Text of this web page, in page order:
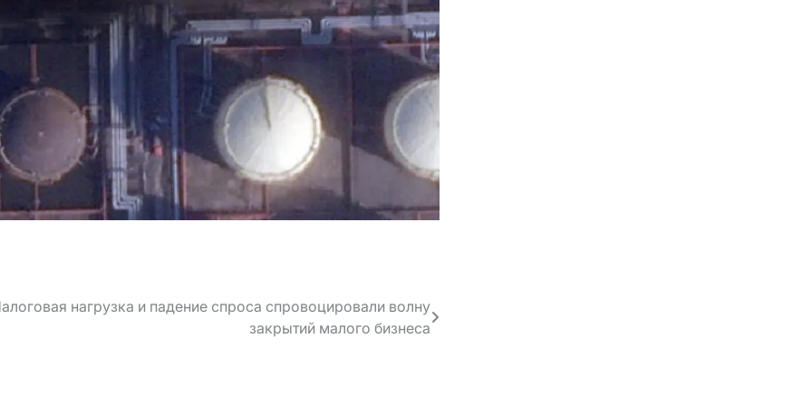
нагрузка и падение спроса спровоцировали волну
закрытий малого бизнеса